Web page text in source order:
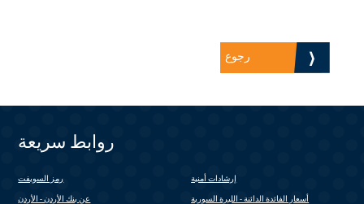
رجوع
روابط سريعة
رمز السويفت إرشادات أمنية
عن بنك الأردن - الأردن أسعار الفائدة الدائنة - الليرة السورية